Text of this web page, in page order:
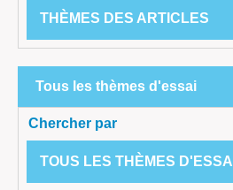
THÈMES DES ARTICLES
Tous les thèmes d'essai
Chercher par
TOUS LES THÈMES D'ESSAI